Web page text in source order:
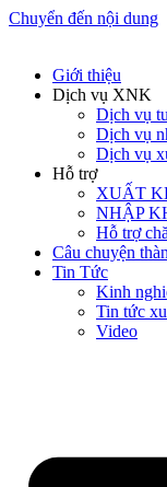
Chuyển đến nội dung
Giới thiệu
Dịch vụ XNK
Dịch vụ
Dịch vụ
Dịch vụ
Hỗ trợ
XUẤT
NHẬP
Hỗ trợ
Câu chuyện
Tin Tức
Kinh
Tin tức
Video